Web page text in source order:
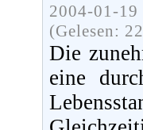
2004-01-
(Gelesen:
Die
eine